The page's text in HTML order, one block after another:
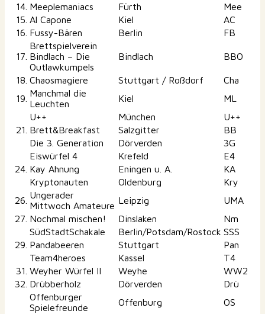
14. Meeplemaniacs Fürth
Mee
15. Al Capone Kiel
AC
16. Fussy-Bären Berlin FB
17.
Brettspielverein
Bindlach – Die
Outlawkumpels
Bindlach BBO
18. Chaosmagiere Stuttgart / Roßdorf
Cha
19. Manchmal die
Leuchten
Kiel
ML
U++
München
U++
21. Brett&Breakfast Salzgitter
BB
Die 3. Generation
Dörverden
3G
Eiswürfel 4
Krefeld
E4
24. Kay Ahnung Eningen u. A.
KA
Kryptonauten
Oldenburg
Kry
26. Ungerader
Mittwoch Amateure Leipzig
UMA
27. Nochmal mischen! Dinslaken
Nm
SüdStadtSchakale
Berlin/Potsdam/Rostock SSS
29. Pandabeeren Stuttgart
Pan
Team4heroes
Kassel
T4
31. Weyher Würfel II Weyhe
WW2
32. Drübberholz Dörverden
Drü
Offenburger
Spielefreunde
Offenburg OS